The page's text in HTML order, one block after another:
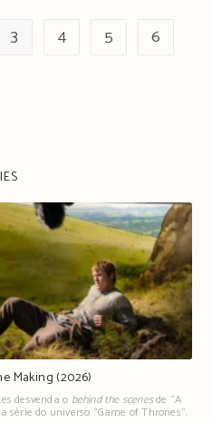
3 4 5 6
Making (2026)
desvenda o behind the scenesde "A
série do universo "Game of Thrones".